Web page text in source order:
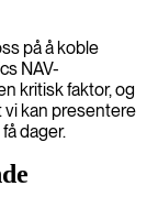
på å koble
NAV-
kritisk faktor, og
vi kan presentere
dager.